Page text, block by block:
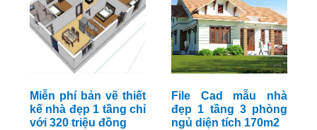
Miễn phí bản vẽ thiết
kế nhà đẹp 1 tầng chỉ
với 320 triệu đồng
File Cad mẫu nhà
đẹp 1 tầng 3 phòng
ngủ diện tích 170m2